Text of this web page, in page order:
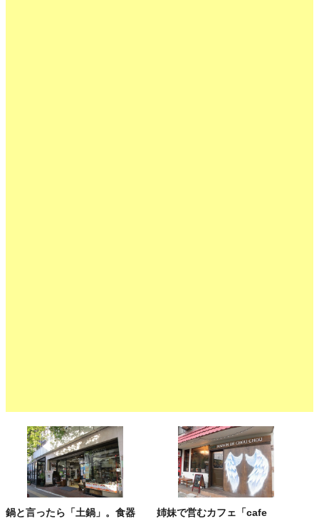
鍋と言ったら「土鍋」。食器
姉妹で営むカフェ「cafe